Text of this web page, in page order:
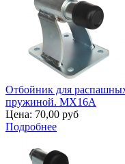
Отбойник для
пружиной. MX16A
Цена: 70,00 руб
Подробнее